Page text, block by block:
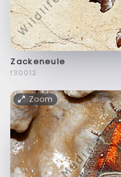
Zackeneule
f30012
Zoom